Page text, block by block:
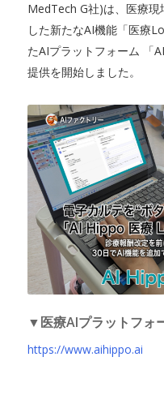
MedTech G社)は、医療現
した新たなAI機能「医療
たAIプラットフォーム 「
提供を開始しました。
▼医療AIプラットフォ
https://www.aihippo.ai